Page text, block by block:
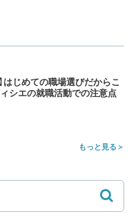
はじめての職場選びだからこ
シエの就職活動での注意点
もっと見る